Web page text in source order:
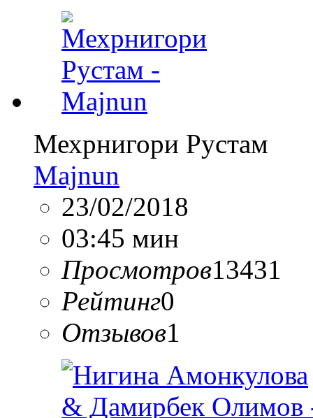
Мехрнигори Рустам
Majnun
23/02/2018
03:45 мин
Просмотров13431
Рейтинг0
Отзывов1